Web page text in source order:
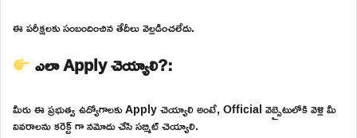
ఈ పరీక్షలకు సంబందించిన తేదీలు వెల్లడించలేదు.
ఎలా Apply చెయ్యాలి?:
మీరు ఈ ప్రభుత్వ ఉద్యోగాలకు Apply చెయ్యాలి అంటే, Official వెబ్సైటులోకి వెళ్లి మీ
వివరాలను కరెక్ట్ గా నమోదు చేసి సబ్మిట్ చెయ్యాలి.